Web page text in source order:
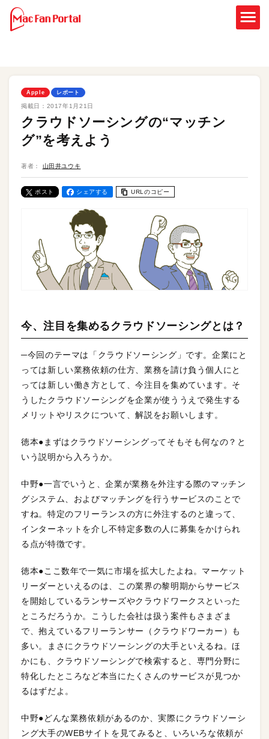
Apple レポート
掲載日： 2017年1月21日
クラウドソーシングの“マッチン
グ”を考えよう
著者： 山田井ユウキ
ポスト シェアする URLのコピー
今、注目を集めるクラウドソーシングとは？
─今回のテーマは「クラウドソーシング」です。企業にと
っては新しい業務依頼の仕方、業務を請け負う個人にと
っては新しい働き方として、今注目を集めています。そ
うしたクラウドソーシングを企業が使ううえで発生する
メリットやリスクについて、解説をお願いします。
徳本●まずはクラウドソーシングってそもそも何なの？と
いう説明から入ろうか。
中野●一言でいうと、企業が業務を外注する際のマッチン
グシステム、およびマッチングを行うサービスのことで
すね。特定のフリーランスの方に外注するのと違って、
インターネットを介し不特定多数の人に募集をかけられ
る点が特徴です。
徳本●ここ数年で一気に市場を拡大したよね。マーケット
リーダーといえるのは、この業界の黎明期からサービス
を開始しているランサーズやクラウドワークスといった
ところだろうか。こうした会社は扱う案件もさまざま
で、抱えているフリーランサー（クラウドワーカー）も
多い。まさにクラウドソーシングの大手といえるね。ほ
かにも、クラウドソーシングで検索すると、専門分野に
特化したところなど本当にたくさんのサービスが見つか
るはずだよ。
中野●どんな業務依頼があるのか、実際にクラウドソーシ
ング大手のWEBサイトを見てみると、いろいろな依頼が